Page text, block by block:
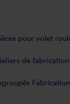
pour volet
de